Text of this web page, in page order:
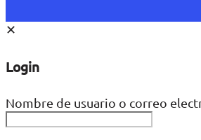
✕
Login
Nombre de usuario o correo